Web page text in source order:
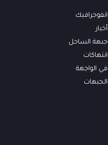
انفوجرافيك
أخبار
جبهة الساحل
انتهاكات
في الواجهة
الجبهات